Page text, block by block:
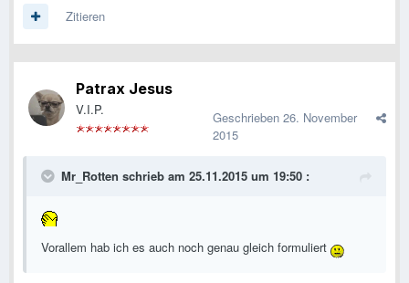
Zitieren
Patrax Jesus
V.I.P. Geschrieben 26. November
2015
Mr_Rotten schrieb am 25.11.2015 um 19:50 :
Vorallem hab ich es auch noch genau gleich formuliert